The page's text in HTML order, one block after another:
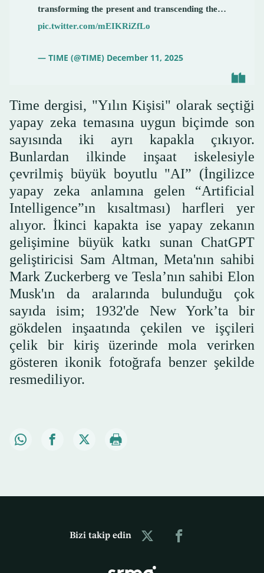
transforming the present and transcending the…
pic.twitter.com/mEIKRiZfLo
— TIME (@TIME) December 11, 2025
Time dergisi, "Yılın Kişisi" olarak seçtiği
yapay zeka temasına uygun biçimde son
sayısında iki ayrı kapakla çıkıyor.
Bunlardan ilkinde inşaat iskelesiyle
çevrilmiş büyük boyutlu "AI” (İngilizce
yapay zeka anlamına gelen “Artificial
Intelligence”ın kısaltması) harfleri yer
alıyor. İkinci kapakta ise yapay zekanın
gelişimine büyük katkı sunan ChatGPT
geliştiricisi Sam Altman, Meta'nın sahibi
Mark Zuckerberg ve Tesla’nın sahibi Elon
Musk'ın da aralarında bulunduğu çok
sayıda isim; 1932'de New York’ta bir
gökdelen inşaatında çekilen ve işçileri
çelik bir kiriş üzerinde mola verirken
gösteren ikonik fotoğrafa benzer şekilde
resmediliyor.
Bizi takip edin